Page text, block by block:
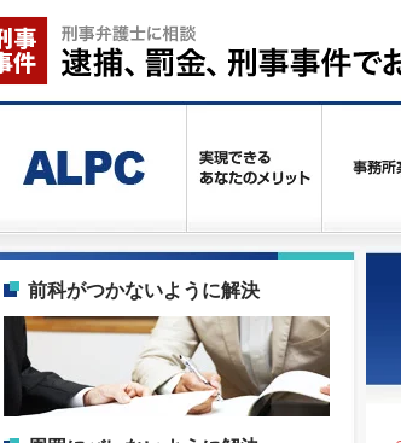
前科がつかないように解決